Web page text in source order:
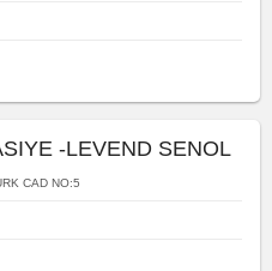
-LEVEND SENOL
CAD NO:5